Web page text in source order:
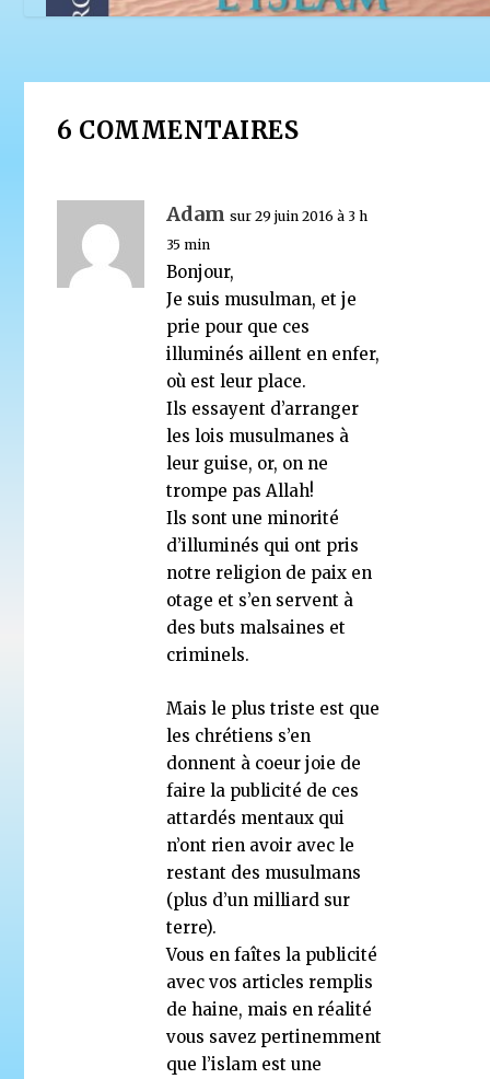
Merci à Minute… qui a de bonnes lectures !
6 COMMENTAIRES
Adam sur 29 juin 2016 à 3 h
35 min
Bonjour,
Je suis musulman, et je
prie pour que ces
illuminés aillent en enfer,
où est leur place.
Ils essayent d’arranger
les lois musulmanes à
leur guise, or, on ne
trompe pas Allah!
Ils sont une minorité
d’illuminés qui ont pris
notre religion de paix en
otage et s’en servent à
des buts malsaines et
criminels.
Mais le plus triste est que
les chrétiens s’en
donnent à coeur joie de
faire la publicité de ces
attardés mentaux qui
n’ont rien avoir avec le
restant des musulmans
(plus d’un milliard sur
terre).
Vous en faîtes la publicité
avec vos articles remplis
de haine, mais en réalité
vous savez pertinemment
que l’islam est une